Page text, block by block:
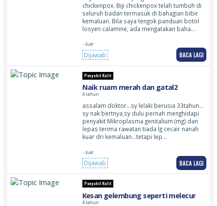
chickenpox. Biji chickenpox telah tumbuh di
seluruh badan termasuk di bahagian bibir
kemaluan. Bila saya tengok panduan botol
losyen calamine, ada mengatakan baha…
- Sulit
Dijawab BACA LAGI
Penyakit Kulit
Naik ruam merah dan gatal2
4 tahun
assalam doktor…sy lelaki berusia 33tahun…
sy nak bertnya,sy dulu pernah menghidapi
penyakit Mikroplasma genitalium (mg) dan
lepas terima rawatan tiada lg cecair nanah
kuar dri kemaluan…tetapi lep…
- Sulit
Dijawab BACA LAGI
Penyakit Kulit
Kesan gelembung seperti melecur
4 tahun